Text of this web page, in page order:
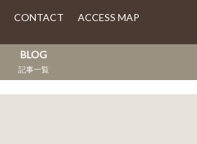
CONTACT ACCESS MAP
BLOG
記事一覧